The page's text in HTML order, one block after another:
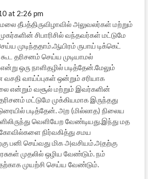
at 2:26 pm
தீபத்திருவிழாவில் அலுவலர்கள் மற்றும்
சிபாரிசில் வந்தவர்கள் மட்டுமே
முடிந்ததாம்.ஆயிரம் ருபாய் டிக்கெட்
தரிசனம் செய்ய முடியாமல்
ஒரு நாளிதழில் படித்தேன்.மேலும்
வாய்ப்புகள் ஒன்றும் சரியாக
என்றும் வசூல் மற்றும் இவர்களின்
மட்டுமே முக்கியமாக இருந்தது
படித்தேன். அற (மில்லாத) நிலைய
வெளியேற வேண்டியது.இந்து மத
நிர்வகித்து சமய
பனி செய்வது மிக அவசியம்.அதற்கு
முதலில் ஒழிய வேண்டும். நம்
முயற்சி செய்ய வேண்டும்.